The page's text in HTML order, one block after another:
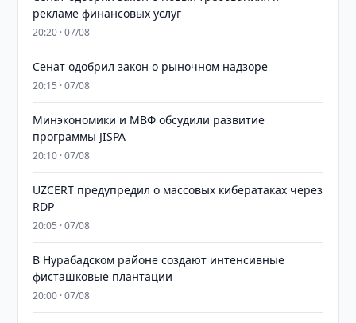
рекламе финансовых услуг
20:20 · 07/08
Сенат одобрил закон о рыночном надзоре
20:15 · 07/08
Минэкономики и МВФ обсудили развитие
программы JISPA
20:10 · 07/08
UZCERT предупредил о массовых кибератаках через
RDP
20:05 · 07/08
В Нурабадском районе создают интенсивные
фисташковые плантации
20:00 · 07/08